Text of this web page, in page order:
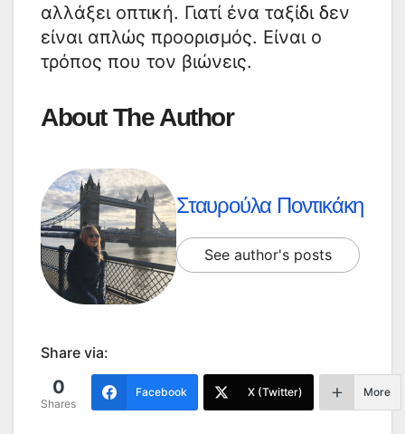
αλλάξει οπτική. Γιατί ένα ταξίδι δεν
είναι απλώς προορισμός. Είναι ο
τρόπος που τον βιώνεις.
About The Author
Σταυρούλα Ποντικάκη
See author's posts
Share via:
0
Shares
Facebook X (Twitter) More